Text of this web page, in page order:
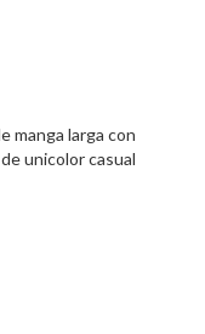
manga larga con
unicolor casual